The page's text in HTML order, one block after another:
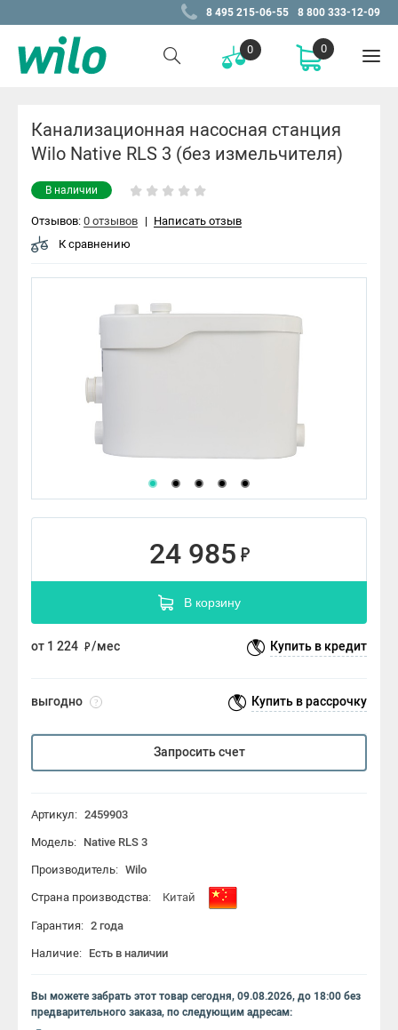
8 495 215-06-55 8 800 333-12-09
0 0
Канализационная насосная станция
Wilo Native RLS 3 (без измельчителя)
В наличии
Отзывов: 0 отзывов | Написать отзыв
К сравнению
Артикул: 2459903
Модель: Native RLS 3
Производитель: Wilo
Страна производства: Китай
Гарантия: 2 года
Наличие: Есть в наличии
Вы можете забрать этот товар сегодня, 09.08.2026, до 18:00 без
предварительного заказа, по следующим адресам:
24 985
В корзину
от 1 224 /мес Купить в кредит
выгодно ? Купить в рассрочку
Запросить счет